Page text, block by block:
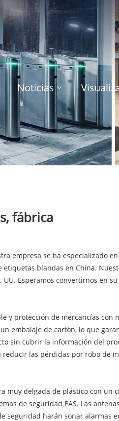
Noticias
fábrica
empresa se ha especializado
blandas en China.
Esperamos convertirnos en
protección de mercancías con
embalaje de cartón, lo que
sin cubrir la información del
las pérdidas por robo de
muy delgada de plástico con
de seguridad EAS. Las
seguridad harán sonar alarmas